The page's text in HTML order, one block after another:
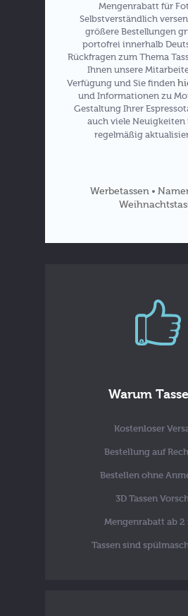
Mengenrabatt für
Selbstverständlich
größere Bestellungen
portofrei innerhalb
Rückfragen zum Thema
Ihnen unsere
Verfügung und Sie finden
und Informationen zu
Gestaltung Ihrer
auch viele Neuigkeiten
regelmäßig
Werbetassen •
Warum
Kostenloser
Bestellung auf
Bestellen ohne
3D Tassen
Mengenrabatt ab 2
Tassen sind